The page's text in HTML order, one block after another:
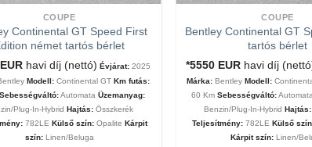
COUPE
Continental GT Speed First
német tartós bérlet
EUR havi díj (nettó) Évjárat: 2025
Modell: Continental GTKm futás:
Sebességváltó:AutomataÜzemanyag:
Plug-In-Hybrid Hajtás:Összkerék
782LE Külső szín: Opalite Kárpit
szín:Linen/Beluga
COUPE
Bentley Continental GT
tartós bérlet
*5550 EUR havi díj
Márka: Bentley Modell:
60 KmSebességváltó:
Benzin/Plug-In-Hybrid Hajtás:
Teljesítmény:782LE Külső
Kárpit szín:Linen/